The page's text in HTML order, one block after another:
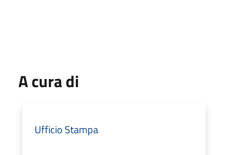
A cura di
Ufficio Stampa